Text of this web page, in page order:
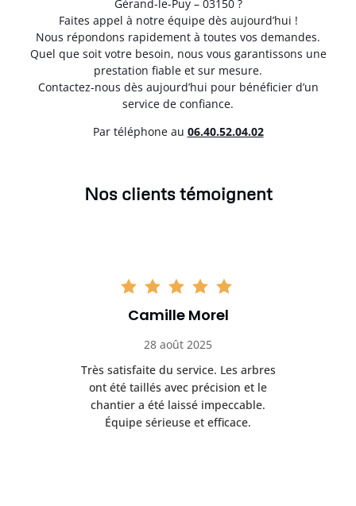
Gérand-le-Puy – 03150 ?
Faites appel à notre équipe dès aujourd’hui !
Nous répondons rapidement à toutes vos demandes.
Quel que soit votre besoin, nous vous garantissons une
prestation fiable et sur mesure.
Contactez-nous dès aujourd’hui pour bénéficier d’un
service de confiance.
Par téléphone au 06.40.52.04.02
Nos clients témoignent
Camille Morel
28 août 2025
Très satisfaite du service. Les arbres
ont été taillés avec précision et le
chantier a été laissé impeccable.
Équipe sérieuse et efficace.